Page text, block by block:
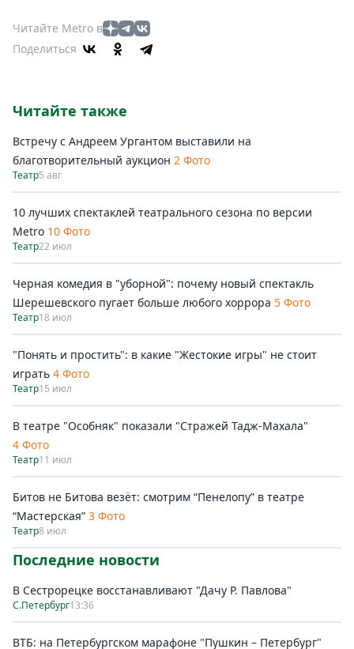
Читайте Metro в
Поделиться
Читайте также
Встречу с Андреем Ургантом выставили на
благотворительный аукцион 2 Фото
Театр5 авг
10 лучших спектаклей театрального сезона по версии
Metro 10 Фото
Театр22 июл
Черная комедия в "уборной": почему новый спектакль
Шерешевского пугает больше любого хоррора 5 Фото
Театр18 июл
"Понять и простить": в какие "Жестокие игры" не стоит
играть 4 Фото
Театр15 июл
В театре "Особняк" показали "Стражей Тадж-Махала"
4 Фото
Театр11 июл
Битов не Битова везёт: смотрим “Пенелопу” в театре
“Мастерская” 3 Фото
Театр8 июл
Последние новости
В Сестрорецке восстанавливают "Дачу Р. Павлова"
С.Петербург13:36
ВТБ: на Петербургском марафоне "Пушкин – Петербург"